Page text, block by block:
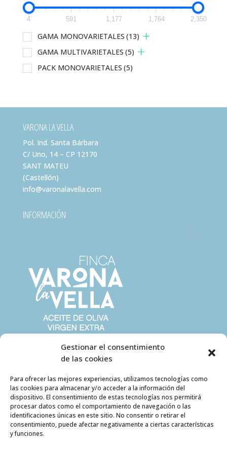
Gestionar el consentimiento
de las cookies
Para ofrecer las mejores experiencias, utilizamos tecnologías como
las cookies para almacenar y/o acceder a la información del
dispositivo. El consentimiento de estas tecnologías nos permitirá
procesar datos como el comportamiento de navegación o las
identificaciones únicas en este sitio. No consentir o retirar el
consentimiento, puede afectar negativamente a ciertas características
y funciones.
4 591 1,177 1,764 2,350
GAMA MONOVARIETALES (13)
GAMA MULTIVARIETALES (5)
PACK MONOVARIETALES (5)
VARONA LA VELLA
Pol. Ind. Santa Bárbara
C/ Uno, 14 – CP 12170
SANT MATEU
(Castellón)
info@varonalavella.com
INFORMACIÓN